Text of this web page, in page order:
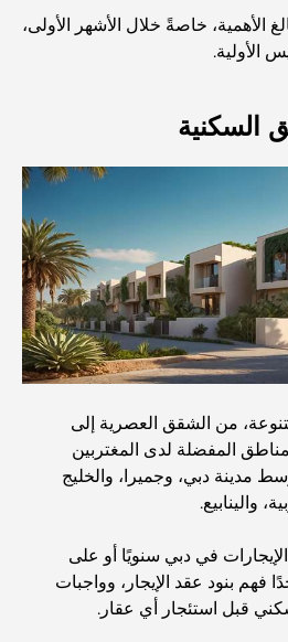
دليل مناسب للعائلات
أماكن تناول الطعام في مركز متنامٍ
في دبي
على الواجهة البحرية في دبي: حياة
الأجانب: دليل مصرفي شامل
في دبي: دليل لعشاق اللحوم
عالمي لتكاليف المعيشة
داماك هيلز: أفضل خيارات اللياقة
الأهمية، خاصةً خلال الأشهر الأولى،
الأولية.
السكنية
من الشقق العصرية إلى
المفضلة لدى المغتربين
مدينة دبي، وجميرا، والخليج
والينابيع.
في دبي سنويًا أو على
بنود عقد الإيجار، وواجبات
قبل استئجار أي عقار.